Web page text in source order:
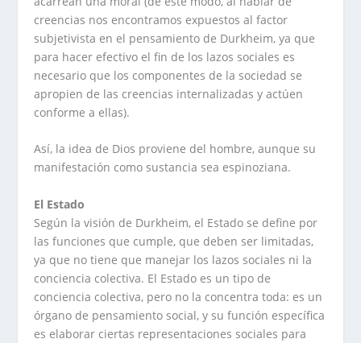
creencias nos encontramos expuestos al factor
subjetivista en el pensamiento de Durkheim, ya que
para hacer efectivo el fin de los lazos sociales es
necesario que los componentes de la sociedad se
apropien de las creencias internalizadas y actúen
conforme a ellas).
Así, la idea de Dios proviene del hombre, aunque su
manifestación como sustancia sea espinoziana.
El Estado
Según la visión de Durkheim, el Estado se define por
las funciones que cumple, que deben ser limitadas,
ya que no tiene que manejar los lazos sociales ni la
conciencia colectiva. El Estado es un tipo de
conciencia colectiva, pero no la concentra toda: es un
órgano de pensamiento social, y su función específica
es elaborar ciertas representaciones sociales para